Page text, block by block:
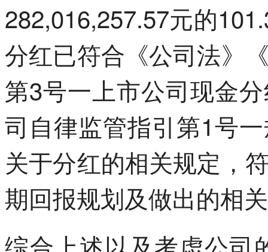
282,016,257.57元的
分红已符合《公司法》
第3号一上市公司现金
司自律监管指引第1号
关于分红的相关规定，
期回报规划及做出的相